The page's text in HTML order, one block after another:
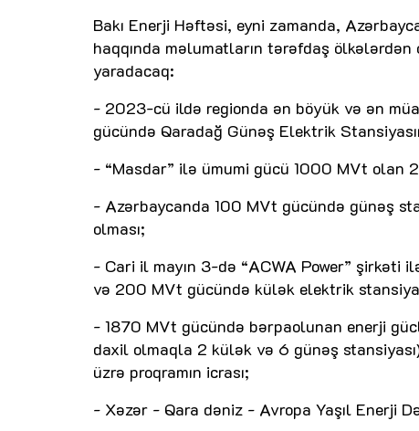
Bakı Enerji Həftəsi, eyni zamanda,
haqqında məlumatların tərəfdaş
yaradacaq:
- 2023-cü ildə regionda ən böyük və ən
gücündə Qaradağ Günəş Elektrik
- “Masdar” ilə ümumi gücü 1000 MVt olan
- Azərbaycanda 100 MVt gücündə günəş
olması;
- Cari il mayın 3-də “ACWA Power” şirkəti
və 200 MVt gücündə külək elektrik
- 1870 MVt gücündə bərpaolunan enerji
daxil olmaqla 2 külək və 6 günəş
üzrə proqramın icrası;
- Xəzər - Qara dəniz - Avropa Yaşıl Enerji